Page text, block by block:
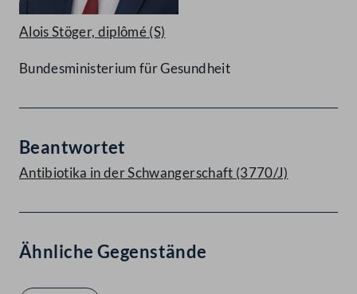
Alois Stöger, diplômé(S)
Bundesministerium für Gesundheit
Beantwortet
Antibiotika in der Schwangerschaft (3770/J)
Ähnliche Gegenstände